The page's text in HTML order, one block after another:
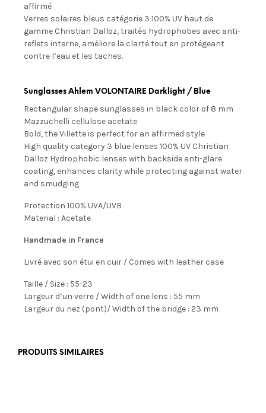
affirmé
Verres solaires bleus catégorie 3 100% UV haut de
gamme Christian Dalloz, traités hydrophobes avec anti-
reflets interne, améliore la clarté tout en protégeant
contre l’eau et les taches.
Sunglasses Ahlem VOLONTAIRE Darklight / Blue
Rectangular shape sunglasses in black color of 8 mm
Mazzuchelli cellulose acetate
Bold, the Villette is perfect for an affirmed style
High quality category 3 blue lenses 100% UV Christian
Dalloz Hydrophobic lenses with backside anti-glare
coating, enhances clarity while protecting against water
and smudging
Protection 100% UVA/UVB
Material : Acetate
Handmade in France
Livré avec son étui en cuir / Comes with leather case
Taille / Size : 55-23
Largeur d’un verre / Width of one lens : 55 mm
Largeur du nez (pont)/ Width of the bridge : 23 mm
PRODUITS SIMILAIRES